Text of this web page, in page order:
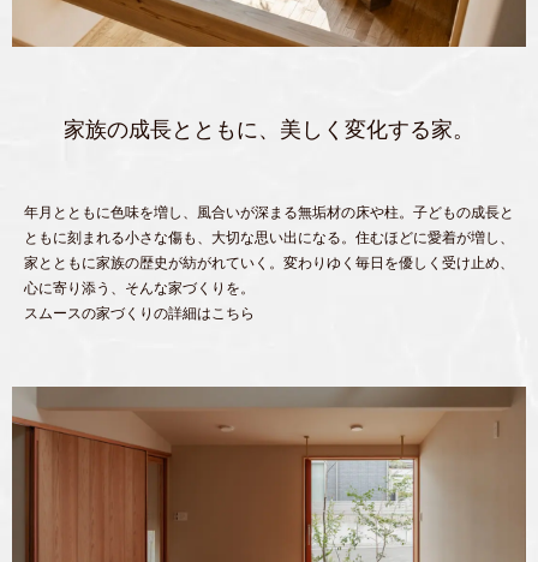
家族の成長とともに、美しく変化する家。
年月とともに色味を増し、風合いが深まる無垢材の床や柱。子どもの成長と
ともに刻まれる小さな傷も、大切な思い出になる。住むほどに愛着が増し、
家とともに家族の歴史が紡がれていく。変わりゆく毎日を優しく受け止め、
心に寄り添う、そんな家づくりを。
スムースの家づくりの詳細はこちら